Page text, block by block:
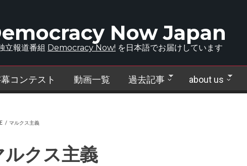
Now Japan
立報道番組 Democracy Now! を日本語でお届けしています
コンテスト 動画一覧 過去記事 about us
/ マルクス主義
ルクス主義